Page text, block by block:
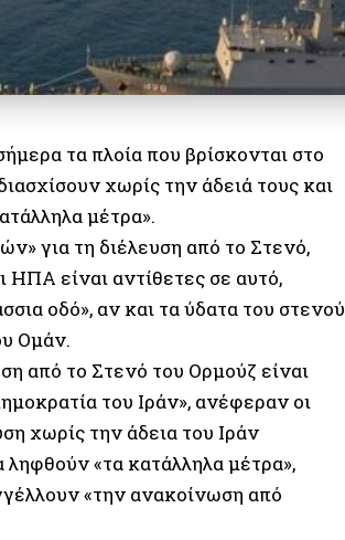
τα πλοία που βρίσκονται στο
χωρίς την άδειά τους και
μέτρα».
για τη διέλευση από το Στενό,
ΗΠΑ είναι αντίθετες σε αυτό,
οδό», αν και τα ύδατα του στενού
Ομάν.
από το Στενό του Ορμούζ είναι
του Ιράν», ανέφεραν οι
χωρίς την άδεια του Ιράν
ληφθούν «τα κατάλληλα μέτρα»,
«την ανακοίνωση από